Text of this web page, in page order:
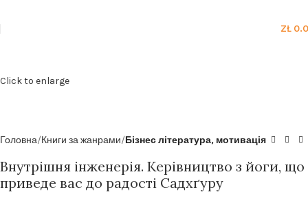
ZŁ
Click to enlarge
Головна Книги за жанрами Бізнес література, мотивація
Внутрішня інженерія. Керівництво з йоги, що
приведе вас до радості Садхґуру